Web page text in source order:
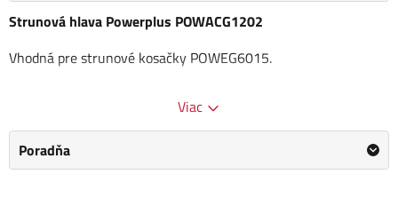
Strunová hlava Powerplus POWACG1202
Vhodná pre strunové kosačky POWEG6015.
Strunové hlavy a cievky
Výrobca
Dĺžka
3 m
Viac
Poradňa